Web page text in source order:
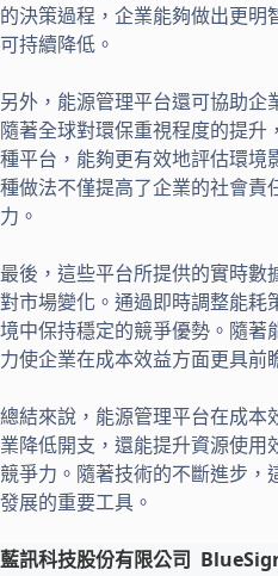
的決策過程，企業能夠做出更明
可持續降低。
另外，能源管理平台還可協助企
隨著全球對環保重視程度的提
種平台，能夠更有效地評估環境
種做法不僅提高了企業的社會責
力。
最後，這些平台所提供的實時數
對市場變化。通過即時調整能耗
境中保持穩定的競爭優勢。隨著
力使企業在成本效益方面更具前
總結來說，能源管理平台在成本
業降低開支，還能提升資源使用
競爭力。隨著技術的不斷進步，
發展的重要工具。
藍訊科技股份有限公司